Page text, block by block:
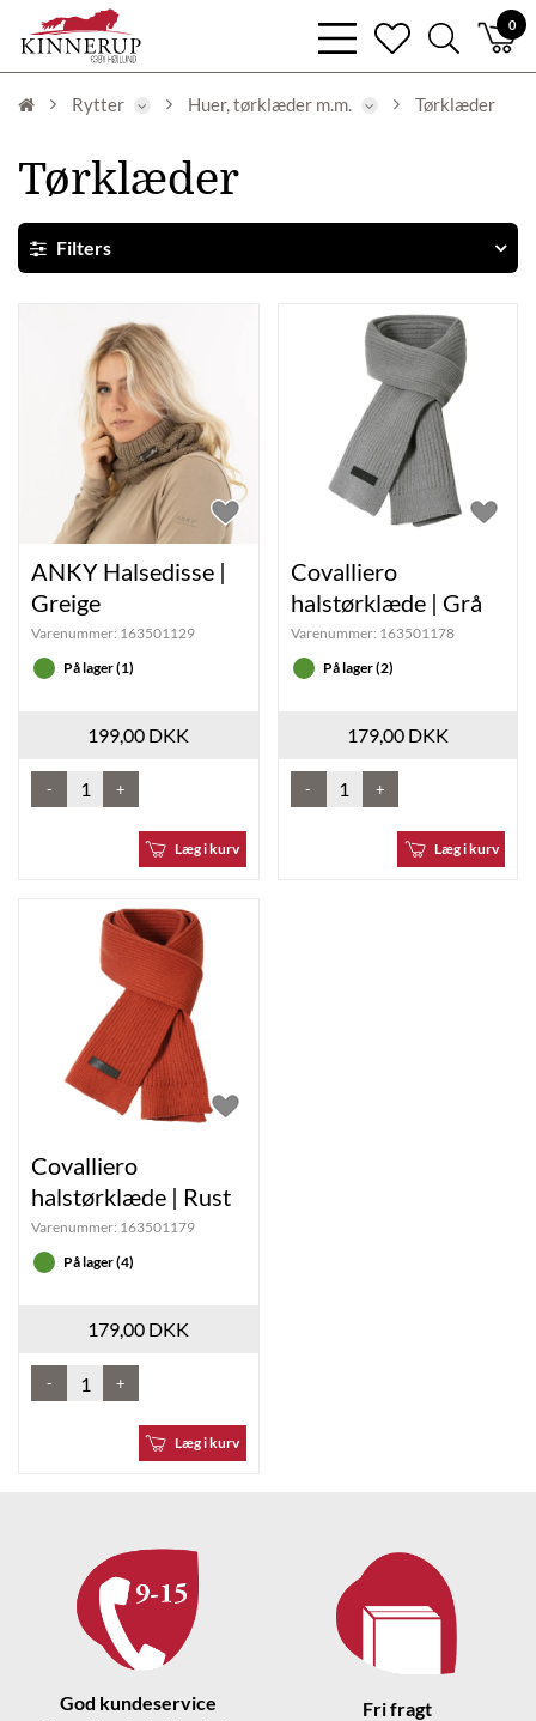
0
bars
light
heart
search
light
Rytter Huer, tørklæder m.m. Tørklæder
Tørklæder
Filters
ANKY Halsedisse |
Greige
Varenummer: 163501129
På lager (1)
199,00 DKK
- +
Læg i kurv
Covalliero
halstørklæde | Grå
Varenummer: 163501178
På lager (2)
179,00 DKK
- +
Læg i kurv
Covalliero
halstørklæde | Rust
Varenummer: 163501179
På lager (4)
179,00 DKK
- +
Læg i kurv
God kundeservice
Fri fragt